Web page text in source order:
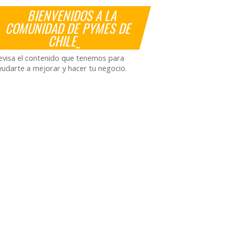
BIENVENIDOS A LA
COMUNIDAD DE PYMES DE
CHILE_
el contenido que tenemos para
a mejorar y hacer tu negocio.